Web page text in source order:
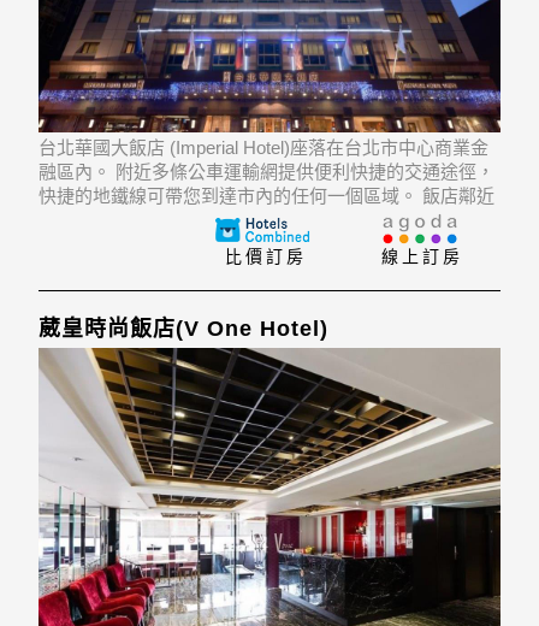
台北華國大飯店 (Imperial Hotel)座落在台北市中心商業金
融區內。 附近多條公車運輸網提供便利快捷的交通途徑，
快捷的地鐵線可帶您到達市內的任何一個區域。 飯店鄰近
中山高速公路(Chungshan Freeway)，讓通往市外變得更
加快速簡便。 驅車至台灣中正國際機場只需45分鐘路程，
線上訂房
比價訂房
葳皇時尚飯店(V One Hotel)